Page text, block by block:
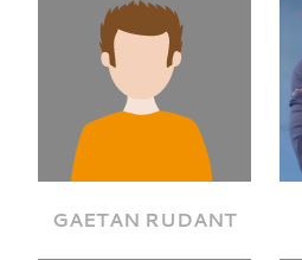
GAETAN RUDANT